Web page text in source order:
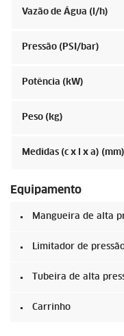
Vazão de Água (l/h)
Pressão (PSI/bar)
Potência (kW)
Peso (kg)
Medidas (c x l x a) (mm)
Equipamento
Mangueira de alta
Limitador de
Tubeira de alta
Carrinho